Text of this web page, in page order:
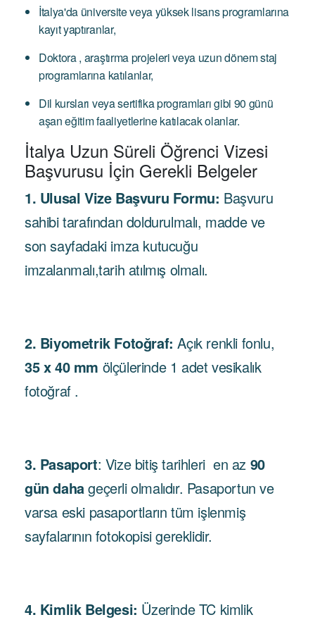
İtalya'da üniversite veya yüksek lisans programlarına
kayıt yaptıranlar,
Doktora , araştırma projeleri veya uzun dönem staj
programlarına katılanlar,
Dil kursları veya sertifika programları gibi 90 günü
aşan eğitim faaliyetlerine katılacak olanlar.
İtalya Uzun Süreli Öğrenci Vizesi
Başvurusu İçin Gerekli Belgeler
1. Ulusal Vize Başvuru Formu: Başvuru
sahibi tarafından doldurulmalı, madde ve
son sayfadaki imza kutucuğu
imzalanmalı,tarih atılmış olmalı.
2. Biyometrik Fotoğraf: Açık renkli fonlu,
35 x 40 mm ölçülerinde 1 adet vesikalık
fotoğraf .
3. Pasaport: Vize bitiş tarihleri ​ en az 90
gün dahageçerli olmalıdır. Pasaportun ve
varsa eski pasaportların tüm işlenmiş
sayfalarının fotokopisi gereklidir.
4. Kimlik Belgesi: Üzerinde TC kimlik